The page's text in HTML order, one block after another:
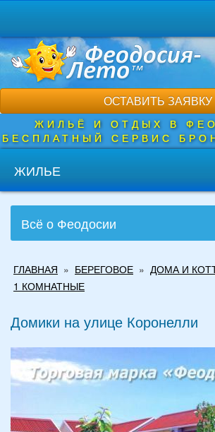
основному
содержанию
ОСТАВИТЬ ЗАЯВКУ
ЖИЛЬЁ И ОТДЫХ В
БЕСПЛАТНЫЙ СЕРВИС
ЖИЛЬЕ
Всё о Феодосии
здесь
ГЛАВНАЯ » БЕРЕГОВОЕ » ДОМА И
1 КОМНАТНЫЕ
Домики на улице Коронелли